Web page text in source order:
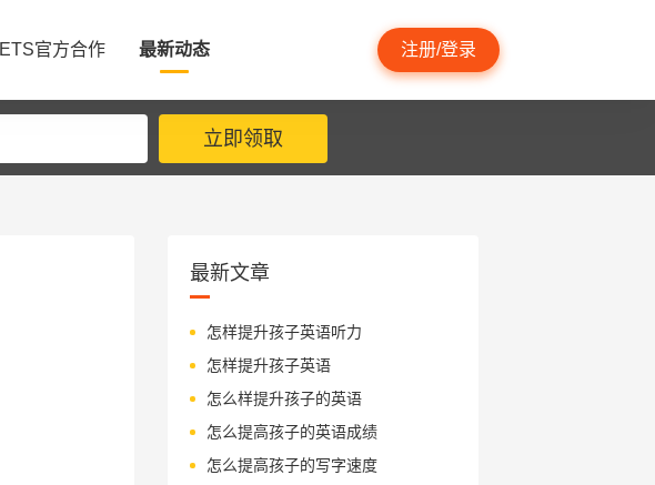
ETS官方合作 最新动态 注册/登录
立即领取
最新文章
怎样提升孩子英语听力
怎样提升孩子英语
怎么样提升孩子的英语
怎么提高孩子的英语成绩
怎么提高孩子的写字速度